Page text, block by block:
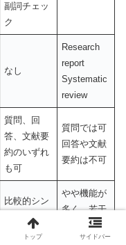
副詞チェッ
ク
なし
Research
report
Systematic
review
質問、回
答、文献要
約のいずれ
も可
質問では可
回答や文献
要約は不可
比較的シン
やや機能が
多く、若干
トップ サイドバー